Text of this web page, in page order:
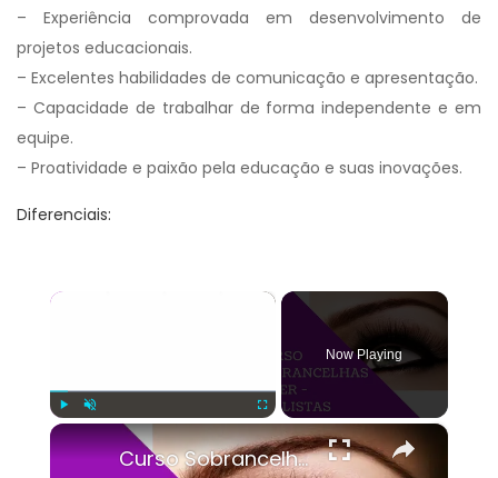
– Experiência comprovada em desenvolvimento de
projetos educacionais.
– Excelentes habilidades de comunicação e apresentação.
– Capacidade de trabalhar de forma independente e em
equipe.
– Proatividade e paixão pela educação e suas inovações.
Diferenciais:
×
Fullscreen
Now Playing
×
Curso Sobrancelhas Hiper Realistas - Microblanding